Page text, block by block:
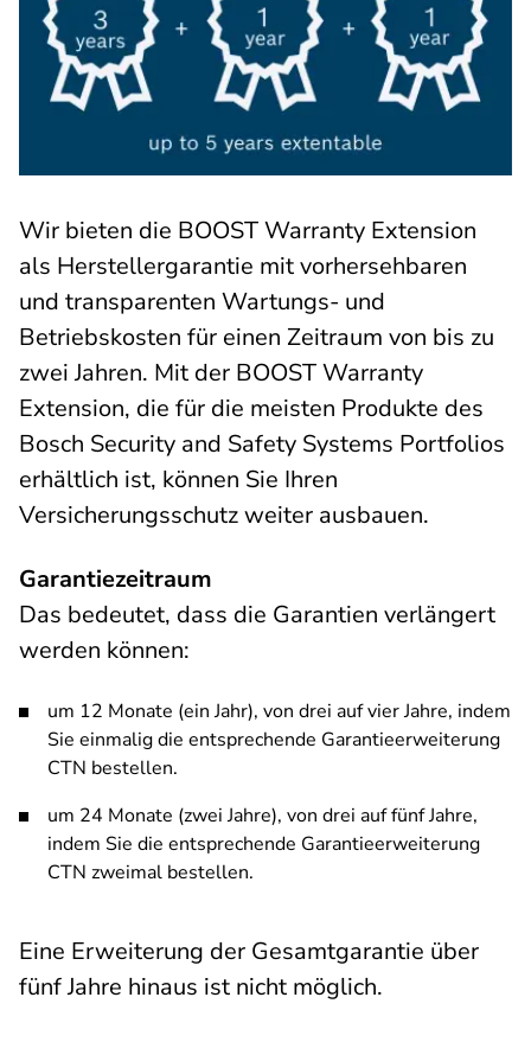
Wir bieten die BOOST Warranty Extension
als Herstellergarantie mit vorhersehbaren
und transparenten Wartungs- und
Betriebskosten für einen Zeitraum von bis zu
zwei Jahren. Mit der BOOST Warranty
Extension, die für die meisten Produkte des
Bosch Security and Safety Systems Portfolios
erhältlich ist, können Sie Ihren
Versicherungsschutz weiter ausbauen.
Garantiezeitraum
Das bedeutet, dass die Garantien verlängert
werden können:
um 12 Monate (ein Jahr), von drei auf vier Jahre, indem
Sie einmalig die entsprechende Garantieerweiterung
CTN bestellen.
um 24 Monate (zwei Jahre), von drei auf fünf Jahre,
indem Sie die entsprechende Garantieerweiterung
CTN zweimal bestellen.
Eine Erweiterung der Gesamtgarantie über
fünf Jahre hinaus ist nicht möglich.